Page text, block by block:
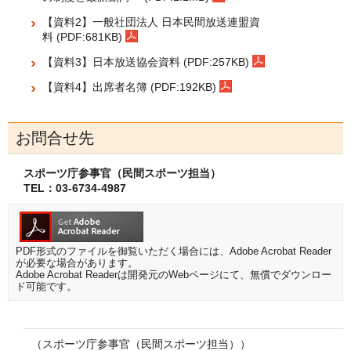
【資料2】一般社団法人 日本民間放送連盟資
料 (PDF:681KB)
【資料3】日本放送協会資料 (PDF:257KB)
【資料4】出席者名簿 (PDF:192KB)
お問合せ先
スポーツ庁参事官（民間スポーツ担当）
TEL：03-6734-4987
PDF形式のファイルを御覧いただく場合には、Adobe Acrobat Reader
が必要な場合があります。
Adobe Acrobat Readerは開発元のWebページにて、無償でダウンロー
ド可能です。
（スポーツ庁参事官（民間スポーツ担当））